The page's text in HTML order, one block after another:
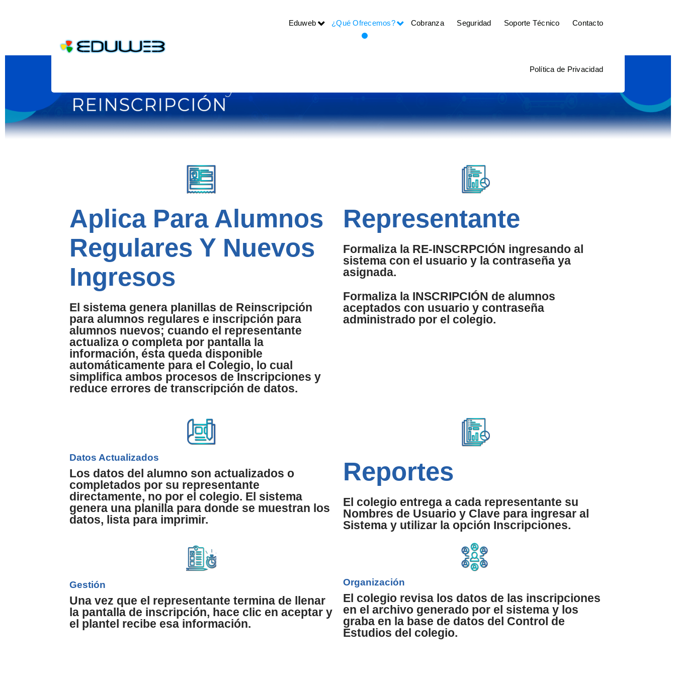
EduWeb es más que un sistema de control de estudios por Internet.
Eduweb ¿Qué Ofrecemos? Cobranza Seguridad Soporte Técnico Contacto
Política de Privacidad
Aplica Para Alumnos
Regulares Y Nuevos
Ingresos
El sistema genera planillas de Reinscripción
para alumnos regulares e inscripción para
alumnos nuevos; cuando el representante
actualiza o completa por pantalla la
información, ésta queda disponible
automáticamente para el Colegio, lo cual
simplifica ambos procesos de Inscripciones y
reduce errores de transcripción de datos.
Representante
Formaliza la RE-INSCRPCIÓN ingresando al
sistema con el usuario y la contraseña ya
asignada.
Formaliza la INSCRIPCIÓN de alumnos
aceptados con usuario y contraseña
administrado por el colegio.
Datos Actualizados
Los datos del alumno son actualizados o
completados por su representante
directamente, no por el colegio. El sistema
genera una planilla para donde se muestran los
datos, lista para imprimir.
Reportes
El colegio entrega a cada representante su
Nombres de Usuario y Clave para ingresar al
Sistema y utilizar la opción Inscripciones.
Gestión
Una vez que el representante termina de llenar
la pantalla de inscripción, hace clic en aceptar y
el plantel recibe esa información.
Organización
El colegio revisa los datos de las inscripciones
en el archivo generado por el sistema y los
graba en la base de datos del Control de
Estudios del colegio.